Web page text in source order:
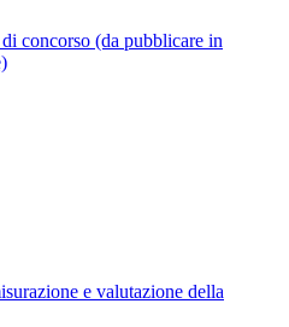
concorso (da pubblicare in
e valutazione della